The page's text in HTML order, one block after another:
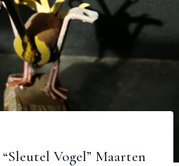
Vogel” Maarten